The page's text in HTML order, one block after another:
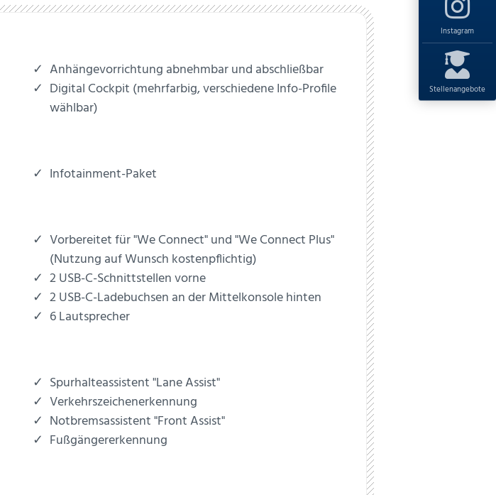
Instagram
Stellenangebote
Anhängevorrichtung abnehmbar und abschließbar
Digital Cockpit (mehrfarbig, verschiedene Info-Profile
wählbar)
Infotainment-Paket
Vorbereitet für "We Connect" und "We Connect Plus"
(Nutzung auf Wunsch kostenpflichtig)
2 USB-C-Schnittstellen vorne
2 USB-C-Ladebuchsen an der Mittelkonsole hinten
6 Lautsprecher
Spurhalteassistent "Lane Assist"
Verkehrszeichenerkennung
Notbremsassistent "Front Assist"
Fußgängererkennung